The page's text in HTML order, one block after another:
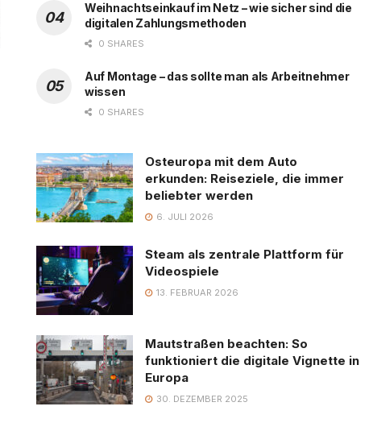
Weihnachtseinkauf im Netz – wie sicher sind die
digitalen Zahlungsmethoden
0 SHARES
Auf Montage – das sollte man als Arbeitnehmer
wissen
0 SHARES
Osteuropa mit dem Auto
erkunden: Reiseziele, die immer
beliebter werden
6. JULI 2026
Steam als zentrale Plattform für
Videospiele
13. FEBRUAR 2026
Mautstraßen beachten: So
funktioniert die digitale Vignette in
Europa
30. DEZEMBER 2025